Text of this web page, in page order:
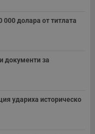
долара от титлата
документи за
удариха историческо